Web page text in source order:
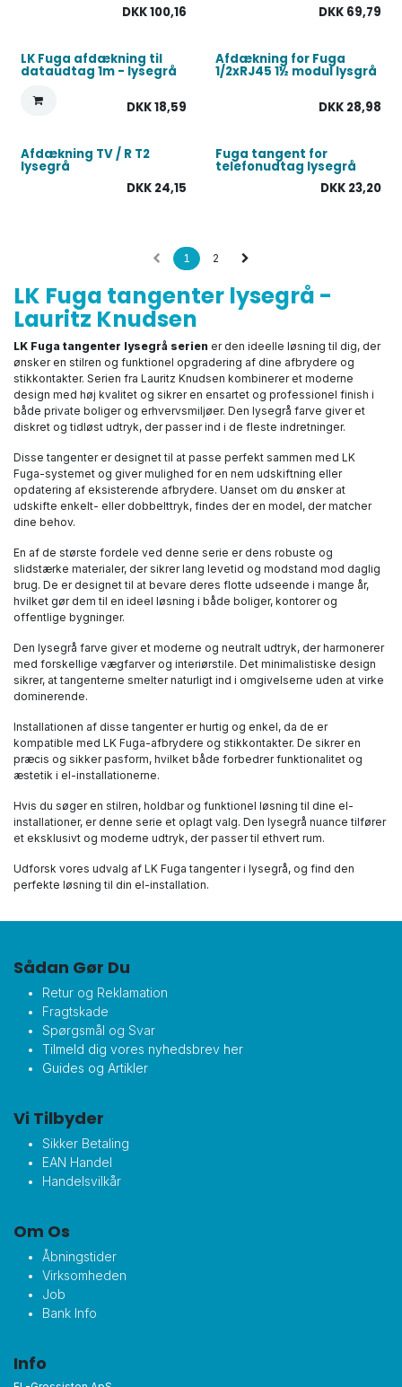
DKK100,16
DKK 69,79
LK Fuga afdækning til
dataudtag 1m - lysegrå
DKK18,59
Afdækning for Fuga
1/2xRJ45 1½ modul lysgrå
DKK 28,98
Afdækning TV / R T2
lysegrå
DKK 24,15
Fuga tangent for
telefonudtag lysegrå
DKK 23,20
1 2
LK Fuga tangenter lysegrå -
Lauritz Knudsen
LK Fuga tangenter lysegrå serien er den ideelle løsning til dig, der
ønsker en stilren og funktionel opgradering af dine afbrydere og
stikkontakter. Serien fra Lauritz Knudsen kombinerer et moderne
design med høj kvalitet og sikrer en ensartet og professionel finish i
både private boliger og erhvervsmiljøer. Den lysegrå farve giver et
diskret og tidløst udtryk, der passer ind i de fleste indretninger.
Disse tangenter er designet til at passe perfekt sammen med LK
Fuga-systemet og giver mulighed for en nem udskiftning eller
opdatering af eksisterende afbrydere. Uanset om du ønsker at
udskifte enkelt- eller dobbelttryk, findes der en model, der matcher
dine behov.
En af de største fordele ved denne serie er dens robuste og
slidstærke materialer, der sikrer lang levetid og modstand mod daglig
brug. De er designet til at bevare deres flotte udseende i mange år,
hvilket gør dem til en ideel løsning i både boliger, kontorer og
offentlige bygninger.
Den lysegrå farve giver et moderne og neutralt udtryk, der harmonerer
med forskellige vægfarver og interiørstile. Det minimalistiske design
sikrer, at tangenterne smelter naturligt ind i omgivelserne uden at virke
dominerende.
Installationen af disse tangenter er hurtig og enkel, da de er
kompatible med LK Fuga-afbrydere og stikkontakter. De sikrer en
præcis og sikker pasform, hvilket både forbedrer funktionalitet og
æstetik i el-installationerne.
Hvis du søger en stilren, holdbar og funktionel løsning til dine el-
installationer, er denne serie et oplagt valg. Den lysegrå nuance tilfører
et eksklusivt og moderne udtryk, der passer til ethvert rum.
Udforsk vores udvalg af LK Fuga tangenter i lysegrå, og find den
perfekte løsning til din el-installation.
Sådan Gør Du
Retur og Reklamation
Fragtskade
Spørgsmål og Svar
Tilmeld dig vores nyhedsbrev her
Guides og Artikler
Vi Tilbyder
Sikker Betaling
EAN Handel
Handelsvilkår
Om Os
Åbningstider
Virksomheden
Job
Bank Info
Info